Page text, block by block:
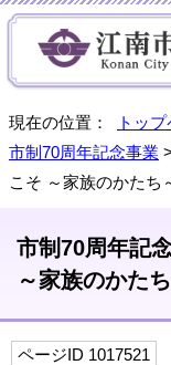
現在の位置： トッ
市制70周年記念事業
こそ ～家族のかたち
市制70周年記
～家族のかたち
ページID 1017521